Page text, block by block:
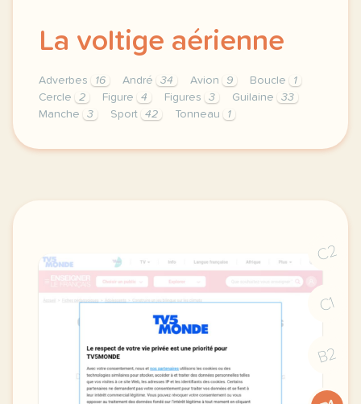
La voltige aérienne
Adverbes 16 André 34 Avion 9 Boucle
1
Cercle
2 Figure 4 Figures 3 Guilaine
33
Manche
3 Sport 42 Tonneau 1
theme sport duree 180 minutes 3 h niveau b1 b2
C2
C1
B2